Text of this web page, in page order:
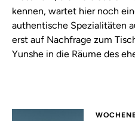
kennen, wartet hier noch
authentische Spezialitäten
erst auf Nachfrage zum
Yunshe in die Räume des